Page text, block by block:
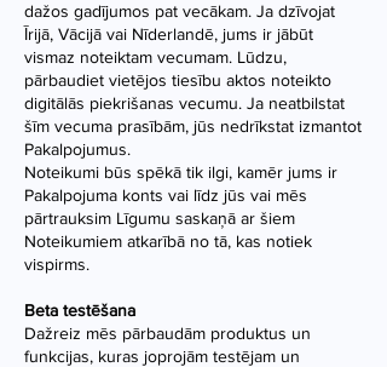
dažos gadījumos pat vecākam. Ja dzīvojat
Īrijā, Vācijā vai Nīderlandē, jums ir jābūt
vismaz noteiktam vecumam. Lūdzu,
pārbaudiet vietējos tiesību aktos noteikto
digitālās piekrišanas vecumu. Ja neatbilstat
šīm vecuma prasībām, jūs nedrīkstat izmantot
Pakalpojumus.
Noteikumi būs spēkā tik ilgi, kamēr jums ir
Pakalpojuma konts vai līdz jūs vai mēs
pārtrauksim Līgumu saskaņā ar šiem
Noteikumiem atkarībā no tā, kas notiek
vispirms.
Beta testēšana
Dažreiz mēs pārbaudām produktus un
funkcijas, kuras joprojām testējam un